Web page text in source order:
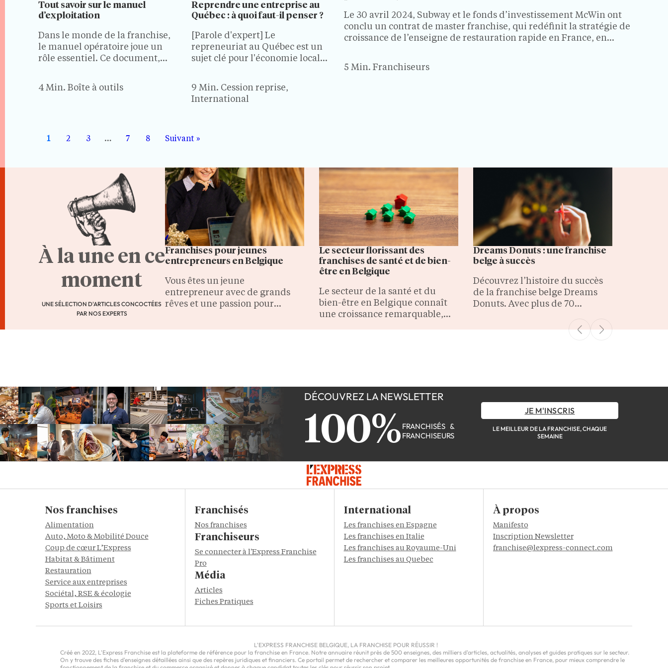
Le 30 avril 2024, Subway et le fonds d’investissement McWin ont
conclu un contrat de master franchise, qui redéfinit la stratégie de
croissance de l’enseigne de restauration rapide en France, en
5 Min. Franchiseurs
Tout savoir sur le manuel
d’exploitation
Dans le monde de la franchise,
le manuel opératoire joue un
rôle essentiel. Ce document,
franchise en Belgique, est le
guide qui aide les franchiseurs
4 Min. Boîte à outils
Reprendre une entreprise au
Québec : à quoi faut-il penser ?
[Parole d'expert] Le
repreneuriat au Québec est un
sujet clé pour l'économie locale,
existantes est de plus en plus
valorisé par rapport à la
création de nouvelles
entreprise…
9 Min. Cession reprise,
International
1 2 3 … 7 8 Suivant »
À la une en ce
moment
UNE SÉLECTION D'ARTICLES CONCOCTÉES
PAR NOS EXPERTS
Franchises pour jeunes
entrepreneurs en Belgique
Vous êtes un jeune
entrepreneur avec de grands
rêves et une passion pour
Le secteur florissant des
franchises de santé et de bien-
être en Belgique
Le secteur de la santé et du
bien-être en Belgique connaît
une croissance remarquable,
Dreams Donuts : une franchise
belge à succès
Découvrez l’histoire du succès
de la franchise belge Dreams
Donuts. Avec plus de 70
DÉCOUVREZ LA NEWSLETTER
100% FRANCHISÉS &
FRANCHISEURS
JE M'INSCRIS
LE MEILLEUR DE LA FRANCHISE, CHAQUE
SEMAINE
Nos franchises
Alimentation
Auto, Moto & Mobilité Douce
Coup de cœur L’Express
Habitat & Bâtiment
Restauration
Service aux entreprises
Sociétal, RSE & écologie
Sports et Loisirs
Franchisés
Nos franchises
Franchiseurs
Se connecter à l'Express Franchise
Pro
Média
Articles
Fiches Pratiques
International
Les franchises en Espagne
Les franchises en Italie
Les franchises au Royaume-Uni
Les franchises au Quebec
À propos
Manifesto
Inscription Newsletter
franchise@lexpress-connect.com
L'EXPRESS FRANCHISE BELGIQUE, LA FRANCHISE POUR RÉUSSIR !
Créé en 2022, L'Express Franchise est la plateforme de référence pour la franchise en France. Notre annuaire réunit près de 500 enseignes, des milliers d'articles, actualités, analyses et guides pratiques sur le secteur.
On y trouve des fiches d'enseignes détaillées ainsi que des repères juridiques et financiers. Ce portail permet de rechercher et comparer les meilleures opportunités de franchise en France, pour mieux comprendre le